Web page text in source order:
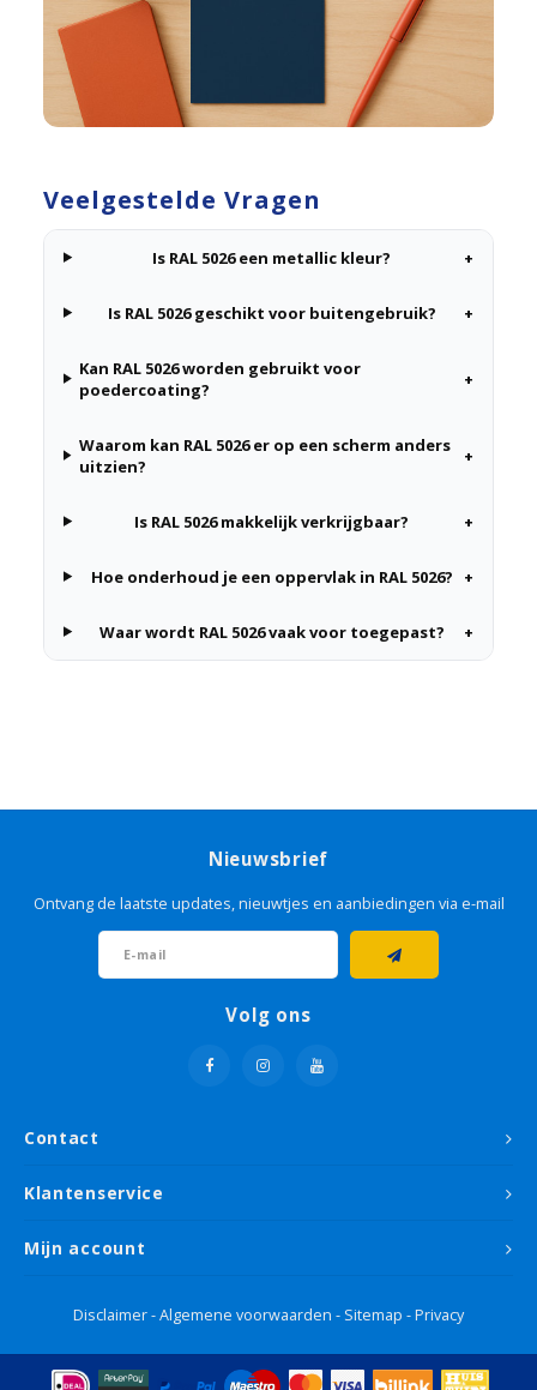
Veelgestelde Vragen
Is RAL 5026 een metallic kleur? +
Is RAL 5026 geschikt voor buitengebruik? +
Kan RAL 5026 worden gebruikt voor
poedercoating?
+
Waarom kan RAL 5026 er op een scherm anders
uitzien?
+
Is RAL 5026 makkelijk verkrijgbaar? +
Hoe onderhoud je een oppervlak in RAL 5026? +
Waar wordt RAL 5026 vaak voor toegepast? +
Contact
Nieuwsbrief
Ontvang de laatste updates, nieuwtjes en aanbiedingen via e-mail
Volg ons
Klantenservice
Mijn account
Disclaimer-Algemene voorwaarden - Sitemap -Privacy